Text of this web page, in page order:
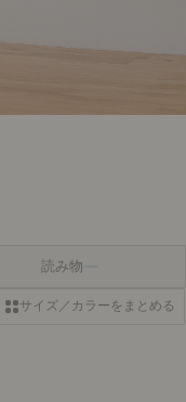
読み物
サイズ／カラーをまとめる